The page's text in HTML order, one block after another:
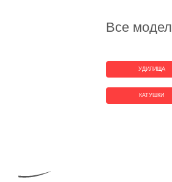
Все
УДИЛИЩА
КАТУШКИ